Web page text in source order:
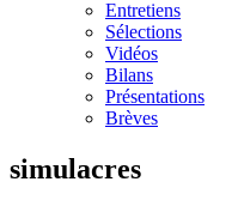
Entretiens
Sélections
Vidéos
Bilans
Présentations
Brèves
simulacres